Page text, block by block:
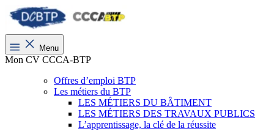
Menu
Mon CV CCCA-BTP
Offres d’emploi BTP
Les métiers du BTP
LES MÉTIERS DU BÂTIMENT
LES MÉTIERS DES TRAVAUX PUBLICS
L’apprentissage, la clé de la réussite